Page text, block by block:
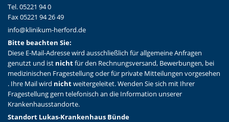
Tel. 05221 94 0
Fax 05221 94 26 49
info@klinikum-herford.de
Bitte beachten Sie:
Diese E-Mail-Adresse wird ausschließlich für allgemeine Anfragen
genutzt und ist nichtfür den Rechnungsversand, Bewerbungen, bei
medizinischen Fragestellung oder für private Mitteilungen vorgesehen
. Ihre Mail wird nichtweitergeleitet. Wenden Sie sich mit Ihrer
Fragestellung gern telefonisch an die Information unserer
Krankenhausstandorte.
Standort Lukas-Krankenhaus Bünde